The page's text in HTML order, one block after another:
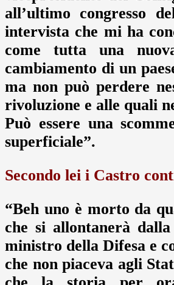
all’ultimo congresso
intervista che mi ha
come tutta una
cambiamento di un
ma non può perdere
rivoluzione e alle quali
Può essere una
superficiale”.
Secondo lei i Castro
“Beh uno è morto da
che si allontanerà
ministro della Difesa e
che non piaceva agli